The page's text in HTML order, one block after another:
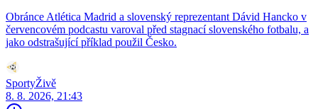
Obránce Atlética Madrid a slovenský reprezentant Dávid Hancko v
červencovém podcastu varoval před stagnací slovenského fotbalu, a
jako odstrašující příklad použil Česko.
SportyŽivě
8. 8. 2026, 21:43